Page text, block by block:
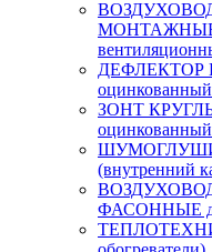
ДЕФЛЕКТОР
ЗОНТ
(внутренний
ФАСОННЫЕ